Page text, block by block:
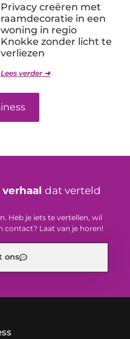
Privacy creëren met
raamdecoratie in een
woning in regio
Knokke zonder licht te
verliezen
Lees verder ➜
dat verteld
Heb je iets te vertellen, wil
contact? Laat van je horen!
ons